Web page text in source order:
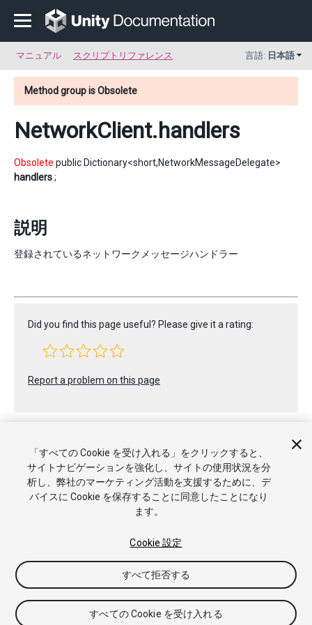
マニュアル スクリプトリファレンス 言語: 日本語
Method group is Obsolete
NetworkClient.handlers
Obsolete public Dictionary<short,NetworkMessageDelegate>
handlers;
説明
登録されているネットワークメッセージハンドラー
Did you find this page useful? Please give it a rating:
Report a problem on this page
Copyright © 2019 Unity Technologies. Publication 2018.4
チュートリアル
Answers ナレッジベース フォーラム
アセッ
法律関連
「すべての Cookie を受け入れる」をクリックすると、
サイトナビゲーションを強化し、サイトの使用状況を分
析し、弊社のマーケティング活動を支援するために、デ
バイスに Cookie を保存することに同意したことになり
ます。
Cookie 設定
すべて拒否する
すべての Cookie を受け入れる